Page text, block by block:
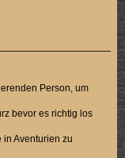
Person, um
bevor es richtig los
in Aventurien zu